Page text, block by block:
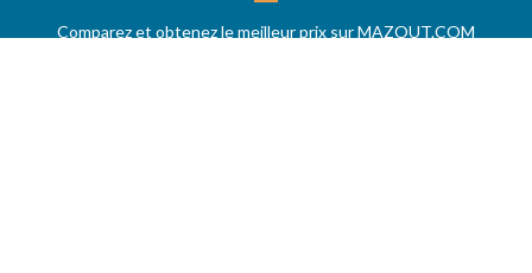
Comparez et obtenez le meilleur prix sur MAZOUT.COM